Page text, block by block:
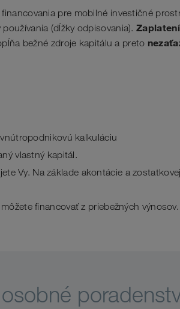
pre mobilné investičné
(dĺžky odpisovania).
bežné zdroje kapitálu a preto
kalkuláciu
vlastný kapitál.
Vy. Na základe akontácie a
financovať z priebežných výnosov.